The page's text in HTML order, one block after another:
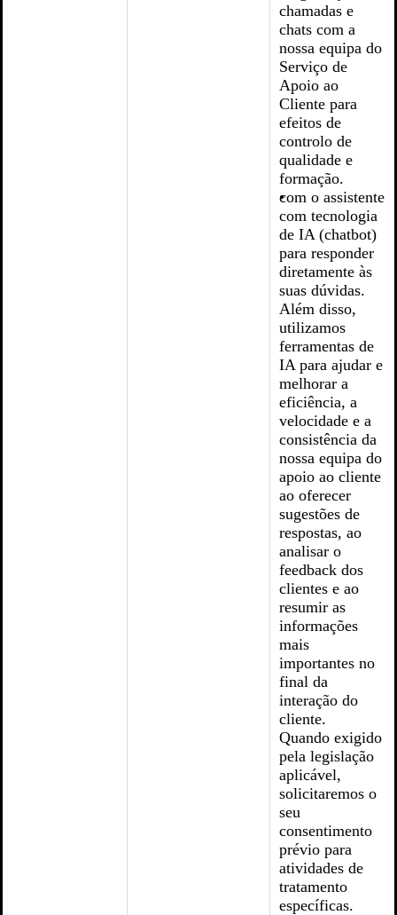
chamadas e
chats com a
nossa equipa do
Serviço de
Apoio ao
Cliente para
efeitos de
controlo de
qualidade e
formação.
com o assistente
com tecnologia
de IA (chatbot)
para responder
diretamente às
suas dúvidas.
Além disso,
utilizamos
ferramentas de
IA para ajudar e
melhorar a
eficiência, a
velocidade e a
consistência da
nossa equipa do
apoio ao cliente
ao oferecer
sugestões de
respostas, ao
analisar o
feedback dos
clientes e ao
resumir as
informações
mais
importantes no
final da
interação do
cliente.
Quando exigido
pela legislação
aplicável,
solicitaremos o
seu
consentimento
prévio para
atividades de
tratamento
específicas.